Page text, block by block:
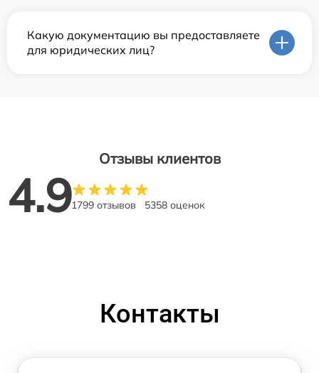
Какую документацию вы предоставляете
для юридических лиц?
Отзывы клиентов
4.91799 отзывов 5358 оценок
Контакты